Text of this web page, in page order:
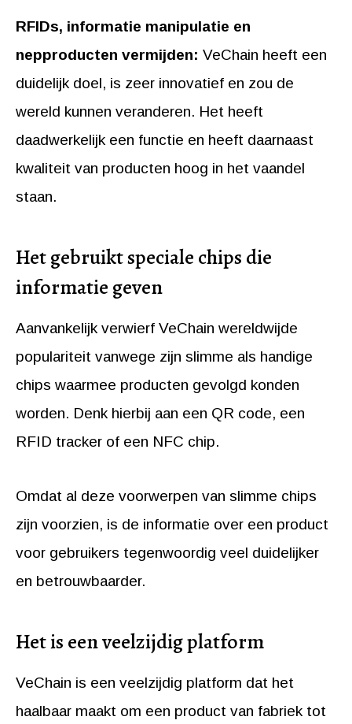
RFIDs, informatie manipulatie en
nepproducten vermijden: VeChain heeft een
duidelijk doel, is zeer innovatief en zou de
wereld kunnen veranderen. Het heeft
daadwerkelijk een functie en heeft daarnaast
kwaliteit van producten hoog in het vaandel
staan.
Het gebruikt speciale chips die
informatie geven
Aanvankelijk verwierf VeChain wereldwijde
populariteit vanwege zijn slimme als handige
chips waarmee producten gevolgd konden
worden. Denk hierbij aan een QR code, een
RFID tracker of een NFC chip.
Omdat al deze voorwerpen van slimme chips
zijn voorzien, is de informatie over een product
voor gebruikers tegenwoordig veel duidelijker
en betrouwbaarder.
Het is een veelzijdig platform
VeChain is een veelzijdig platform dat het
haalbaar maakt om een product van fabriek tot